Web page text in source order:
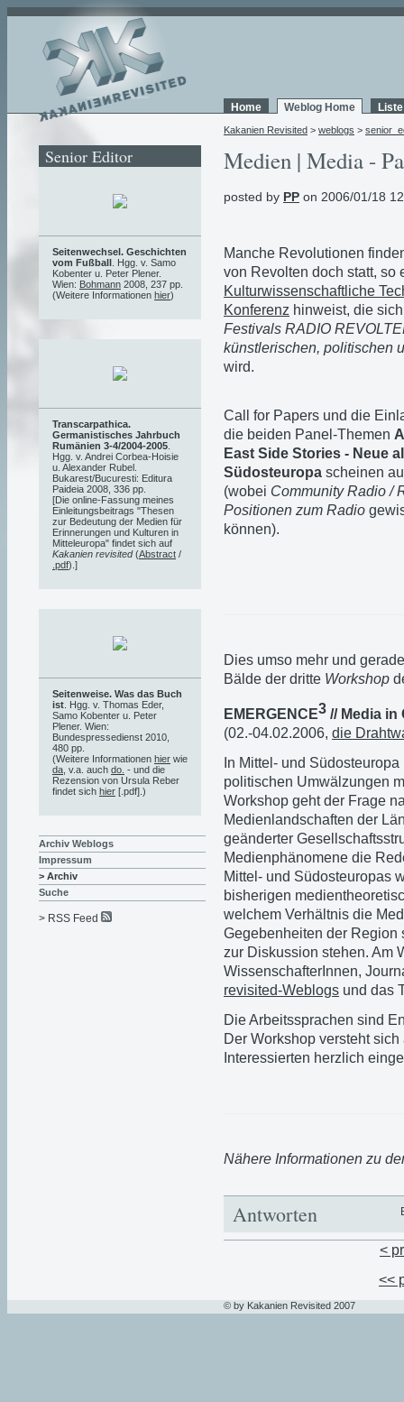
Home Weblog Home
Kakanien Revisited > weblogs >
Medien | Media -
posted by PP on 2006/01/18
Manche Revolutionen
von Revolten doch statt, so
Kulturwissenschaftliche
Konferenz hinweist, die
Festivals RADIO
künstlerischen, politischen
wird.
Call for Papers und die
die beiden Panel-Themen
East Side Stories - Neue
Südosteuropa scheinen
(wobei Community Radio /
Positionen zum Radio
können).
Dies umso mehr und
Bälde der dritte Workshop
EMERGENCE3 // Media in
(02.-04.02.2006, die
In Mittel- und
politischen Umwälzungen
Workshop geht der Frage
Medienlandschaften der
geänderter
Medienphänomene die
Mittel- und Südosteuropas
bisherigen
welchem Verhältnis die
Gegebenheiten der Region
zur Diskussion stehen. Am
WissenschafterInnen,
revisited-Weblogs und das
Die Arbeitssprachen sind
Der Workshop versteht
Interessierten herzlich
Nähere Informationen zu
Antworten
<
<<
Senior Editor
Seitenwechsel. Geschichten
vom Fußball . Hgg. v. Samo
Kobenter u. Peter Plener.
Wien: Bohmann 2008, 237 pp.
(Weitere Informationen hier)
Transcarpathica.
Germanistisches Jahrbuch
Rumänien 3-4/2004-2005
Hgg. v. Andrei Corbea-Hoisie
u. Alexander Rubel.
Bukarest/Bucuresti: Editura
Paideia 2008, 336 pp.
[Die online-Fassung meines
Einleitungsbeitrags "Thesen
zur Bedeutung der Medien für
Erinnerungen und Kulturen in
Mitteleuropa" findet sich auf
Kakanien revisited(Abstract /
.pdf).]
Seitenweise. Was das Buch
ist . Hgg. v. Thomas Eder,
Samo Kobenter u. Peter
Plener. Wien:
Bundespressedienst 2010,
480 pp.
(Weitere Informationen hier wie
da , v.a. auch do. - und die
Rezension von Ursula Reber
findet sich hier [.pdf].)
Archiv Weblogs
Impressum
> Archiv
Suche
> RSS Feed
© by Kakanien Revisited 2007